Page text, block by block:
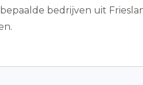
bedrijven uit